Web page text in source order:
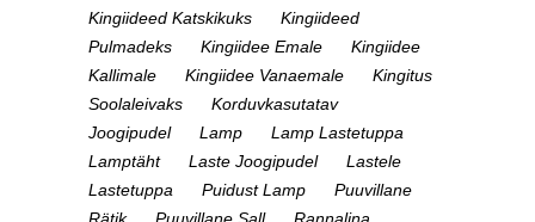
Kingiideed Katskikuks
Kingiideed
Pulmadeks
Kingiidee Emale
Kingiidee
Kallimale
Kingiidee Vanaemale
Kingitus
Soolaleivaks
Korduvkasutatav
Joogipudel
Lamp
Lamp Lastetuppa
Lamptäht
Laste Joogipudel
Lastele
Lastetuppa
Puidust Lamp
Puuvillane